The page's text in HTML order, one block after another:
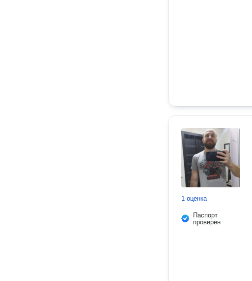
1 оценка
Паспорт
проверен